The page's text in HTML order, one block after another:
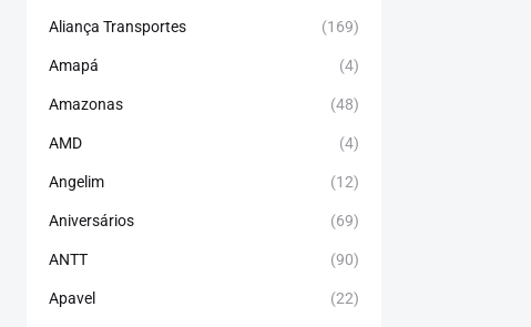
Aliança Transportes (169)
Amapá (4)
Amazonas (48)
AMD (4)
Angelim (12)
Aniversários (69)
ANTT (90)
Apavel (22)